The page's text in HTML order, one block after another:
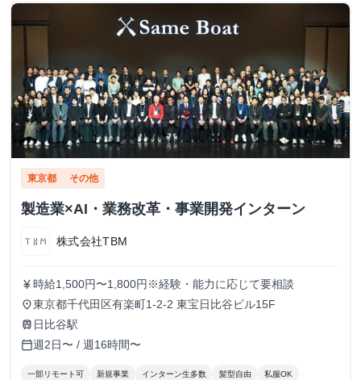
東京都 その他
製造業×AI・業務改革・事業開発インターン
株式会社TBM
currency_yen 時給1,500円〜1,800円※経験・能力に応じて要相談
place東京都千代田区有楽町1-2-2 東宝日比谷ビル15F
train 日比谷駅
calendar_today週2日〜 / 週16時間〜
一部リモート可 新規事業 インターン生多数 髪型自由 私服OK